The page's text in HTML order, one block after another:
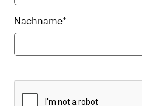
Nachname*